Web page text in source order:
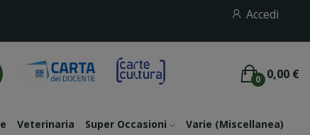
Accedi
0,00 €
0
Veterinaria Super Occasioni Varie (miscellanea)